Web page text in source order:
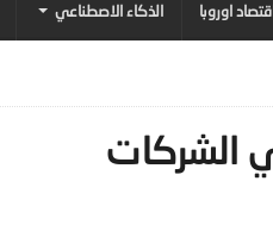
اوروبا الذكاء الاصطناعي
الشركات